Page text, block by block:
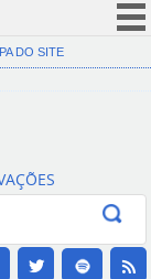
(COVID-19)
Canais
DO SITE